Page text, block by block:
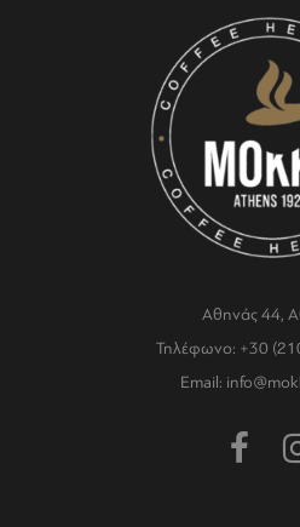
Αθηνάς 44,
Τηλέφωνο: +30
Email: